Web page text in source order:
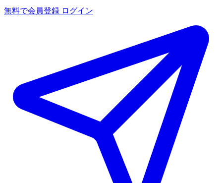
無料で会員登録 ログイン